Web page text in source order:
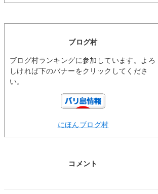
ブログ村
ブログ村ランキングに参加しています。よろ
しければ下のバナーをクリックしてくださ
い。
にほんブログ村
コメント